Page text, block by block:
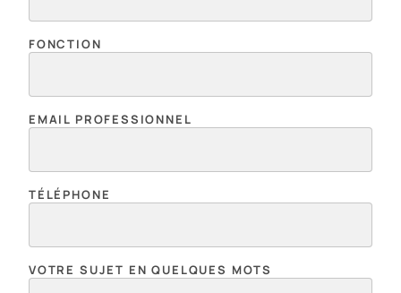
FONCTION
EMAIL PROFESSIONNEL
TÉLÉPHONE
VOTRE SUJET EN QUELQUES MOTS